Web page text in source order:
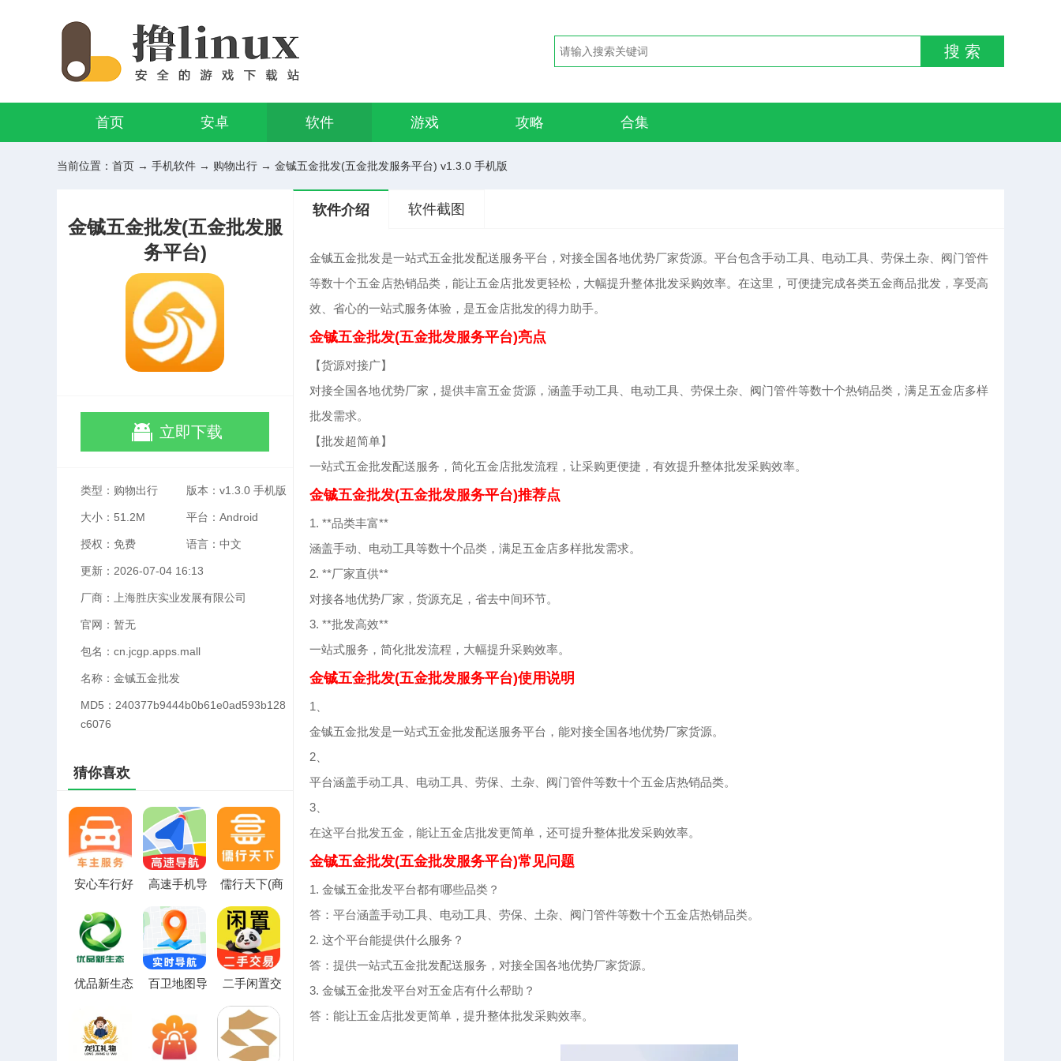
搜 索
首页 安卓 软件 游戏 攻略 合集
当前位置： 首页 → 手机软件 → 购物出行 → 金铖五金批发(五金批发服务平台) v1.3.0 手机版
金铖五金批发(五金批发服
务平台)
立即下载
类型：购物出行 版本：v1.3.0 手机版
大小：51.2M 平台：Android
授权：免费 语言：中文
更新：2026-07-04 16:13
厂商：上海胜庆实业发展有限公司
官网：暂无
包名：cn.jcgp.apps.mall
名称：金铖五金批发
MD5：240377b9444b0b61e0ad593b128
c6076
猜你喜欢
安心车行好
新版本
高速手机导
版本
儒行天下(商
优品新生态
新版本
百卫地图导
版
二手闲置交
易工具)
软件介绍 软件截图
金铖五金批发是一站式五金批发配送服务平台，对接全国各地优势厂家货源。平台包含手动工具、电动工具、劳保土杂、阀门管件
等数十个五金店热销品类，能让五金店批发更轻松，大幅提升整体批发采购效率。在这里，可便捷完成各类五金商品批发，享受高
效、省心的一站式服务体验，是五金店批发的得力助手。
金铖五金批发(五金批发服务平台)亮点
【货源对接广】
对接全国各地优势厂家，提供丰富五金货源，涵盖手动工具、电动工具、劳保土杂、阀门管件等数十个热销品类，满足五金店多样
批发需求。
【批发超简单】
一站式五金批发配送服务，简化五金店批发流程，让采购更便捷，有效提升整体批发采购效率。
金铖五金批发(五金批发服务平台)推荐点
1. **品类丰富**
涵盖手动、电动工具等数十个品类，满足五金店多样批发需求。
2. **厂家直供**
对接各地优势厂家，货源充足，省去中间环节。
3. **批发高效**
一站式服务，简化批发流程，大幅提升采购效率。
金铖五金批发(五金批发服务平台)使用说明
1、
金铖五金批发是一站式五金批发配送服务平台，能对接全国各地优势厂家货源。
2、
平台涵盖手动工具、电动工具、劳保、土杂、阀门管件等数十个五金店热销品类。
3、
在这平台批发五金，能让五金店批发更简单，还可提升整体批发采购效率。
金铖五金批发(五金批发服务平台)常见问题
1. 金铖五金批发平台都有哪些品类？
答：平台涵盖手动工具、电动工具、劳保、土杂、阀门管件等数十个五金店热销品类。
2. 这个平台能提供什么服务？
答：提供一站式五金批发配送服务，对接全国各地优势厂家货源。
3. 金铖五金批发平台对五金店有什么帮助？
答：能让五金店批发更简单，提升整体批发采购效率。